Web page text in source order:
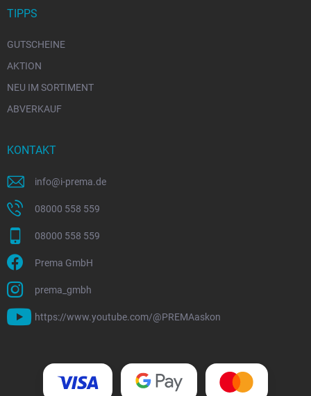
TIPPS
GUTSCHEINE
AKTION
NEU IM SORTIMENT
ABVERKAUF
KONTAKT
info@i-prema.de
08000 558 559
08000 558 559
Prema GmbH
prema_gmbh
https://www.youtube.com/@PREMAaskon